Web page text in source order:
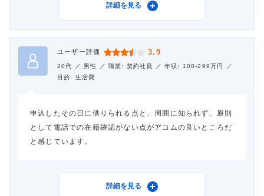
アコム
借入金額 90万円
審査時間 1時間以内
借入事実の把握
重視した点 借入スピード
詳細を見る
ユーザー評価 3.9
20代 ／ 男性 ／ 職業: 契約社員 ／ 年収: 100-299万円 ／
目的: 生活費
申込したその日に借りられる点と、周囲に知られず、原則
として電話での在籍確認がない点がアコムの良いところだ
と感じています。
アコム
詳細を見る